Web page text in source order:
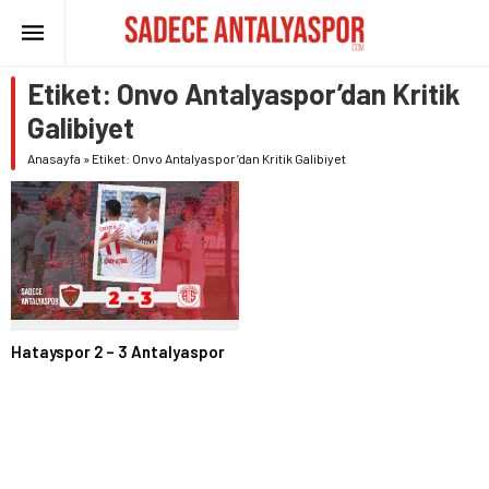
Etiket: Onvo Antalyaspor’dan Kritik
Galibiyet
Anasayfa » Etiket: Onvo Antalyaspor’dan Kritik Galibiyet
Hatayspor 2 – 3 Antalyaspor